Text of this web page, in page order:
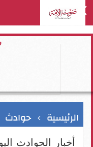
الرئيسية حوادث